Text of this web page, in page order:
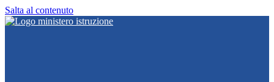
Salta al contenuto